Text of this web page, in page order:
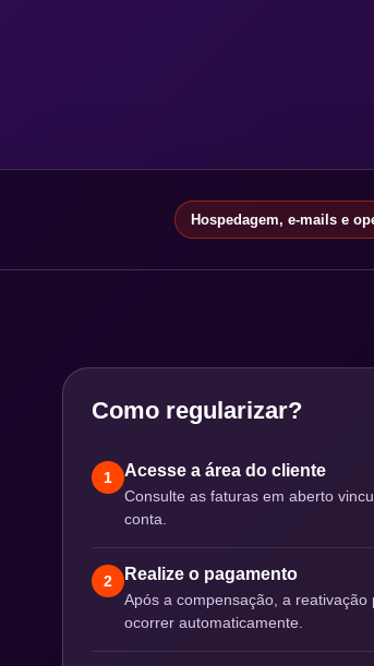
Hospedagem, e-mails e
Como regularizar?
1 Acesse a área do cliente
Consulte as faturas em aberto
conta.
2 Realize o pagamento
Após a compensação, a reativação
ocorrer automaticamente.